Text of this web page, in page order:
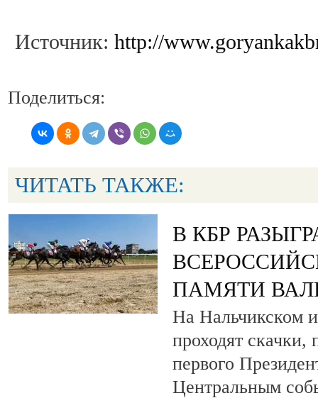
Источник: http://
Поделиться:
ЧИТАТЬ ТАКЖЕ:
В КБР
ПАМЯТИ
На Нальчикском
проходят
первого
Центральным